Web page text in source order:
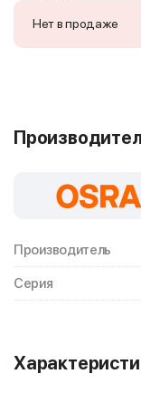
Нет в продаже
Производитель
Серия